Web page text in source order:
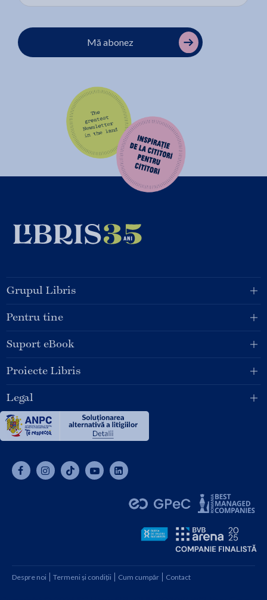
Mă abonez
Grupul Libris
Pentru tine
Suport eBook
Proiecte Libris
Legal
Despre noi Termeni și condiții Cum cumpăr Contact